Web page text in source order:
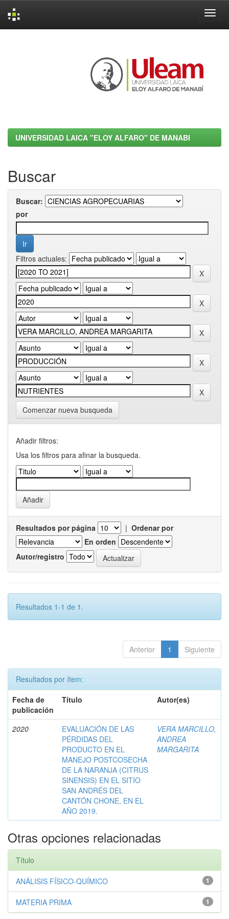
UNIVERSIDAD LAICA "ELOY ALFARO" DE MANABI
Buscar
Buscar:
por
Filtros actuales:
Comenzar nueva busqueda
Añadir filtros:
Usa los filtros para afinar la busqueda.
Resultados por página | Ordenar por
En orden
Autor/registro
Resultados 1-1 de 1.
Anterior 1 Siguiente
Resultados por ítem:
Fecha de
publicación
Título Autor(es)
2020
EVALUACIÓN DE LAS
PÉRDIDAS DEL
PRODUCTO EN EL
MANEJO POSTCOSECHA
DE LA NARANJA (CITRUS
SINENSIS) EN EL SITIO
SAN ANDRÉS DEL
CANTÓN CHONE, EN EL
AÑO 2019.
VERA MARCILLO,
ANDREA
MARGARITA
Otras opciones relacionadas
Título
1
ANÁLISIS FÍSICO-QUÍMICO
1
MATERIA PRIMA